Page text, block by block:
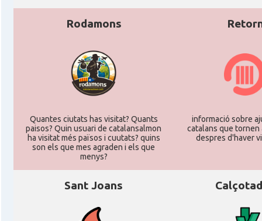
Rodamons
Quantes ciutats has visitat? Quants
paisos? Quin usuari de catalansalmon
ha visitat més països i cuutats? quins
son els que mes agraden i els que
menys?
informació sobre
catalans que tornen
despres d'haver
Sant Joans